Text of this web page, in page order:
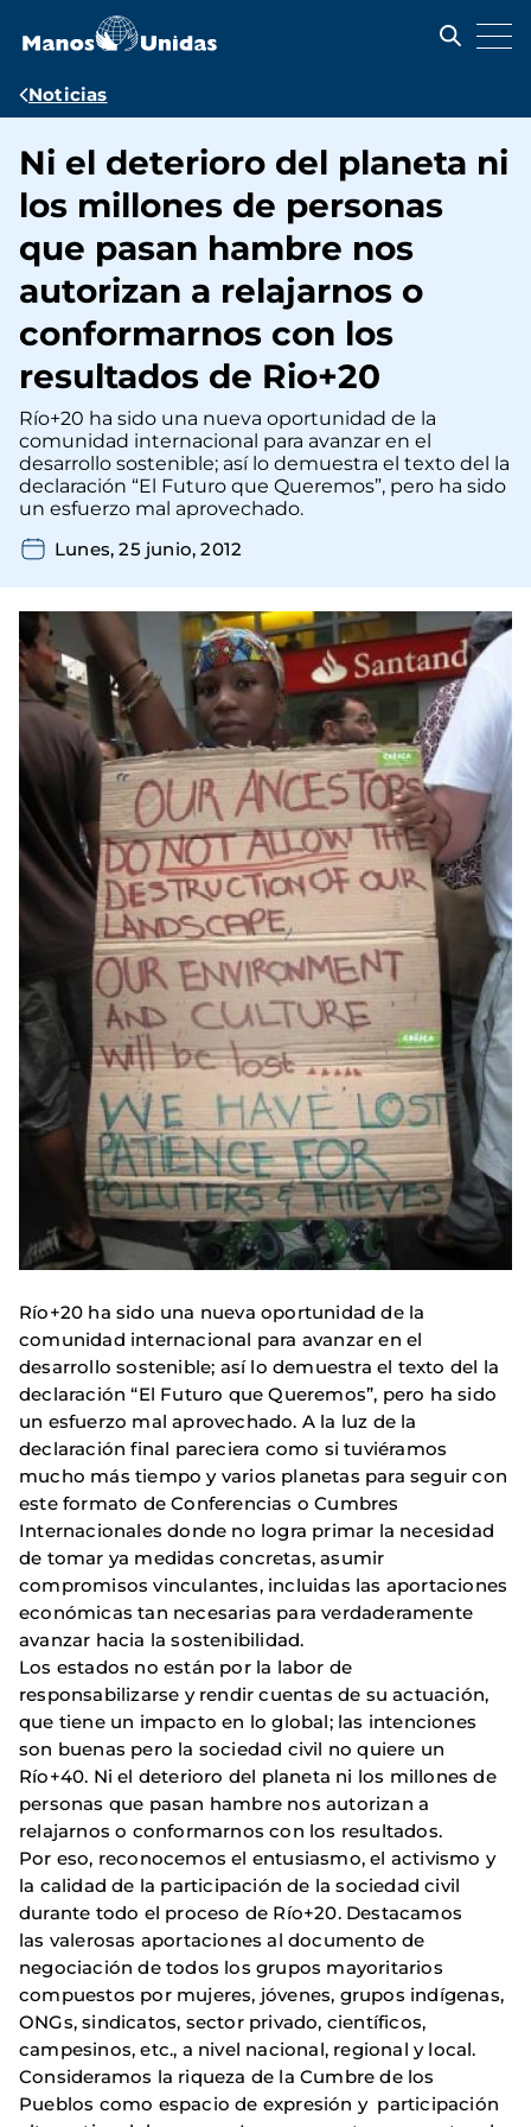
contenido
Ruta
navegación
Noticias
Ni el deterioro del planeta ni
los millones de personas
que pasan hambre nos
autorizan a relajarnos o
conformarnos con los
resultados de Rio+20
Río+20 ha sido una nueva oportunidad de la
comunidad internacional para avanzar en el
desarrollo sostenible; así lo demuestra el texto del la
declaración “El Futuro que Queremos”, pero ha sido
un esfuerzo mal aprovechado.
Lunes, 25 junio, 2012
Río+20 ha sido una nueva oportunidad de la
comunidad internacional para avanzar en el
desarrollo sostenible; así lo demuestra el texto del la
declaración “El Futuro que Queremos”, pero ha sido
un esfuerzo mal aprovechado. A la luz de la
declaración final pareciera como si tuviéramos
mucho más tiempo y varios planetas para seguir con
este formato de Conferencias o Cumbres
Internacionales donde no logra primar la necesidad
de tomar ya medidas concretas, asumir
compromisos vinculantes, incluidas las aportaciones
económicas tan necesarias para verdaderamente
avanzar hacia la sostenibilidad.
Los estados no están por la labor de
responsabilizarse y rendir cuentas de su actuación,
que tiene un impacto en lo global; las intenciones
son buenas pero la sociedad civil no quiere un
Río+40. Ni el deterioro del planeta ni los millones de
personas que pasan hambre nos autorizan a
relajarnos o conformarnos con los resultados.
Por eso, reconocemos el entusiasmo, el activismo y
la calidad de la participación de la sociedad civil
durante todo el proceso de Río+20. Destacamos
las valerosas aportaciones al documento de
negociación de todos los grupos mayoritarios
compuestos por mujeres, jóvenes, grupos indígenas,
ONGs, sindicatos, sector privado, científicos,
campesinos, etc., a nivel nacional, regional y local.
Consideramos la riqueza de la Cumbre de los
Pueblos como espacio de expresión y participación